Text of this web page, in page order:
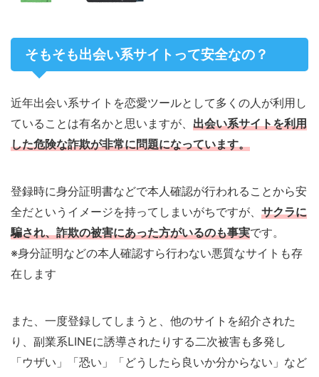
そもそも出会い系サイトって安全なの？
近年出会い系サイトを恋愛ツールとして多くの人が利用し
ていることは有名かと思いますが、 出会い系サイトを利用
した危険な詐欺が非常に問題になっています。
登録時に身分証明書などで本人確認が行われることから安
全だというイメージを持ってしまいがちですが、 サクラに
騙され、詐欺の被害にあった方がいるのも事実です。
※身分証明などの本人確認すら行わない悪質なサイトも存
在します
また、一度登録してしまうと、他のサイトを紹介された
り、副業系LINEに誘導されたりする二次被害も多発し
「ウザい」「恐い」「どうしたら良いか分からない」など